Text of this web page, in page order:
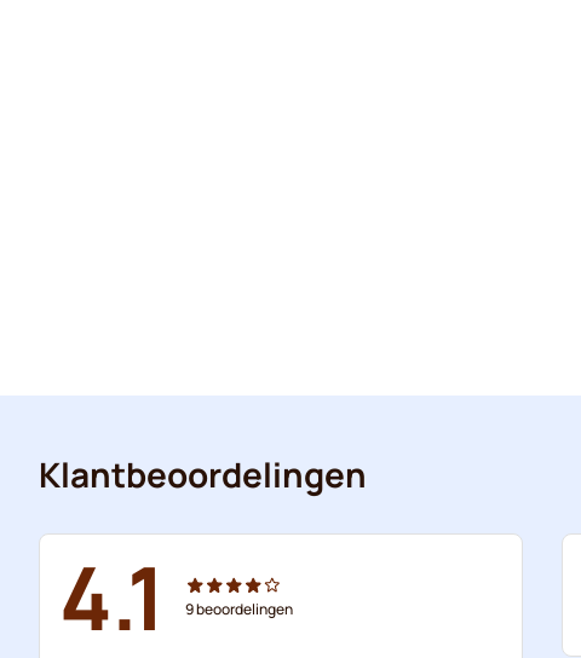
Klantbeoordelingen
4.1 9beoordelingen